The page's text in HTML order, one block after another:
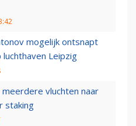
mogelijk ontsnapt
luchthaven Leipzig
meerdere vluchten naar
staking